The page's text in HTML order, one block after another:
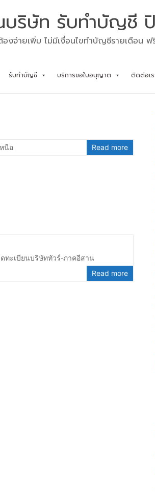
บริษัท รับทำบัญชี
งจ่ายเพิ่ม ไม่มีเงื่อนไขทำบัญชีรายเดือน
รับทำบัญชี บริการขอใบอนุญาต ติดต่อเร
นือ Read more
ทะเบียนบริษัททัวร์-ภาคอีสาน
Read more